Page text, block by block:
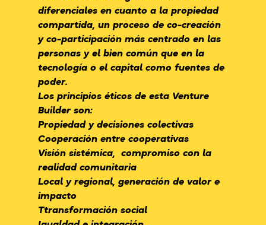
diferenciales en cuanto a la propiedad
compartida, un proceso de co-creación
y co-participación más centrado en las
personas y el bien común que en la
tecnología o el capital como fuentes de
poder.
Los principios éticos de esta Venture
Builder son:
Propiedad y decisiones colectivas
Cooperación entre cooperativas
Visión sistémica, compromiso con la
realidad comunitaria
Local y regional, generación de valor e
impacto
Ttransformación social